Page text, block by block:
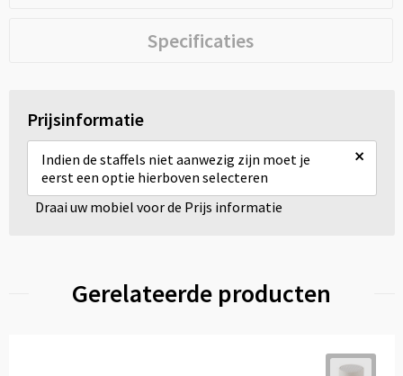
Specificaties
Prijsinformatie
Indien de staffels niet aanwezig zijn moet je
eerst een optie hierboven selecteren
×
Draai uw mobiel voor de Prijs informatie
Gerelateerde producten